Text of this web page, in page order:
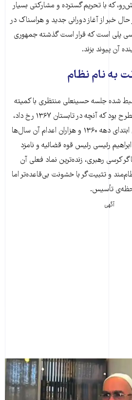
که با تحریم گسترده و مشارکتی بسیار
خبر از آغاز دورانی جدید و هراسناک در
پلی است که قرار است گذشته جمهوری
آن پیوند بزند.
شده جلسه حسینعلی منتظری با کمیته
مرگ هم این ایده به درستی مطرح بود که آنچه در تابستان ۱۳۶۷ رخ داد،
تفاوتی ماهوی با خشونت‌های ابتدای دهه ۱۳۶۰ و هزاران اعدام آن سال‌ها
رئیسی رئیس قوه قضائیه و نامزد
کرسی رهبری، زنده‌ترین نماد فعلی آن
و تثبیت‌گر با خشونت بی‌قاعده‌تر اما
تأسیس.
آگهی